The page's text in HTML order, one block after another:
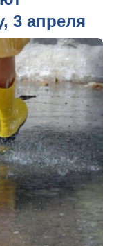
3 апреля